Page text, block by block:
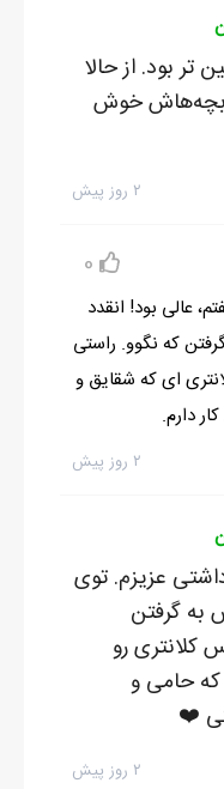
تر بود. از حالا
بچه‌هاش خوش
۲ روز پیش
0
عالی بود! انقدد
که نگوو. راستی
ای که شقایق و
دارم.
۲ روز پیش
عزیزم. توی
به گرفتن
رو
که حامی و
❤️
۲ روز پیش